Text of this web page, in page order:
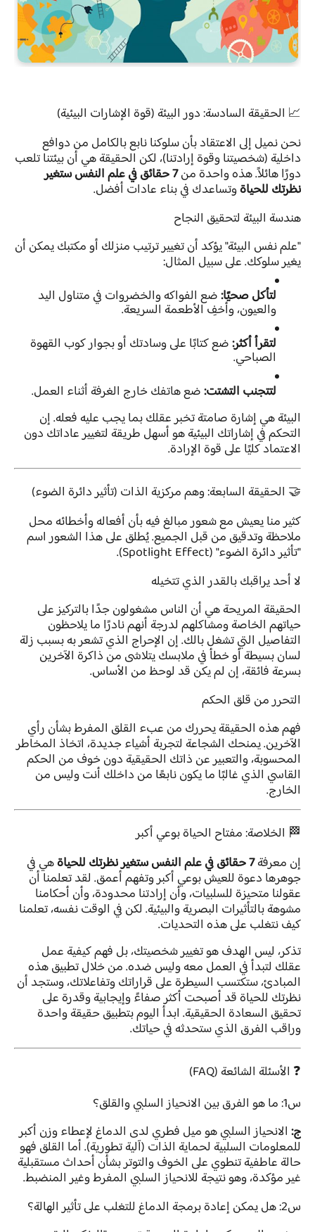
📈 الحقيقة السادسة: دور البيئة (قوة الإشارات البيئية)
نحن نميل إلى الاعتقاد بأن سلوكنا نابع بالكامل من دوافع
داخلية (شخصيتنا وقوة إرادتنا)، لكن الحقيقة هي أن بيئتنا تلعب
دورًا هائلاً. هذه واحدة من 7 حقائق في علم النفس ستغير
نظرتك للحياةوتساعدك في بناء عادات أفضل.
هندسة البيئة لتحقيق النجاح
"علم نفس البيئة" يؤكد أن تغيير ترتيب منزلك أو مكتبك يمكن أن
يغير سلوكك. على سبيل المثال:
لتأكل صحيًا:ضع الفواكه والخضروات في متناول اليد
والعيون، وأخفِ الأطعمة السريعة.
لتقرأ أكثر:ضع كتابًا على وسادتك أو بجوار كوب القهوة
الصباحي.
لتتجنب التشتت:ضع هاتفك خارج الغرفة أثناء العمل.
البيئة هي إشارة صامتة تخبر عقلك بما يجب عليه فعله. إن
التحكم في إشاراتك البيئية هو أسهل طريقة لتغيير عاداتك دون
الاعتماد كليًا على قوة الإرادة.
🤝 الحقيقة السابعة: وهم مركزية الذات (تأثير دائرة الضوء)
كثير منا يعيش مع شعور مبالغ فيه بأن أفعاله وأخطائه محل
ملاحظة وتدقيق من قبل الجميع. يُطلق على هذا الشعور اسم
"تأثير دائرة الضوء" (Spotlight Effect).
لا أحد يراقبك بالقدر الذي تتخيله
الحقيقة المريحة هي أن الناس مشغولون جدًا بالتركيز على
حياتهم الخاصة ومشاكلهم لدرجة أنهم نادرًا ما يلاحظون
التفاصيل التي تشغل بالك. إن الإحراج الذي تشعر به بسبب زلة
لسان بسيطة أو خطأ في ملابسك يتلاشى من ذاكرة الآخرين
بسرعة فائقة، إن لم يكن قد لوحظ من الأساس.
التحرر من قلق الحكم
فهم هذه الحقيقة يحررك من عبء القلق المفرط بشأن رأي
الآخرين. يمنحك الشجاعة لتجربة أشياء جديدة، اتخاذ المخاطر
المحسوبة، والتعبير عن ذاتك الحقيقية دون خوف من الحكم
القاسي الذي غالبًا ما يكون نابعًا من داخلك أنت وليس من
الخارج.
🏁 الخلاصة: مفتاح الحياة بوعي أكبر
إن معرفة7 حقائق في علم النفس ستغير نظرتك للحياة هي في
جوهرها دعوة للعيش بوعي أكبر وتفهم أعمق. لقد تعلمنا أن
عقولنا متحيزة للسلبيات، وأن إرادتنا محدودة، وأن أحكامنا
مشوهة بالتأثيرات البصرية والبيئية. لكن في الوقت نفسه، تعلمنا
كيف نتغلب على هذه التحديات.
تذكر، ليس الهدف هو تغيير شخصيتك، بل فهم كيفية عمل
عقلك لتبدأ في العمل معه وليس ضده. من خلال تطبيق هذه
المبادئ، ستكتسب السيطرة على قراراتك وتفاعلاتك، وستجد أن
نظرتك للحياة قد أصبحت أكثر صفاءً وإيجابية وقدرة على
تحقيق السعادة الحقيقية. ابدأ اليوم بتطبيق حقيقة واحدة
وراقب الفرق الذي ستحدثه في حياتك.
❓ الأسئلة الشائعة (FAQ)
س1: ما هو الفرق بين الانحياز السلبي والقلق؟
ج: الانحياز السلبي هو ميل فطري لدى الدماغ لإعطاء وزن أكبر
للمعلومات السلبية لحماية الذات (آلية تطورية). أما القلق فهو
حالة عاطفية تنطوي على الخوف والتوتر بشأن أحداث مستقبلية
غير مؤكدة، وهو نتيجة للانحياز السلبي المفرط وغير المنضبط.
س2: هل يمكن إعادة برمجة الدماغ للتغلب على تأثير الهالة؟